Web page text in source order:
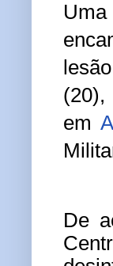
(20),
em
De